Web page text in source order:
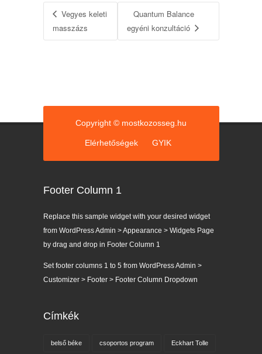
Vegyes keleti
masszázs
Quantum Balance
egyéni konzultáció
Copyright © mostkozosseg.hu
Elérhetőségek GYIK
Footer Column 1
Replace this sample widget with your desired widget
from WordPress Admin > Appearance > Widgets Page
by drag and drop in Footer Column 1
Set footer columns 1 to 5 from WordPress Admin >
Customizer > Footer > Footer Column Dropdown
Címkék
belső béke csoportos program Eckhart Tolle